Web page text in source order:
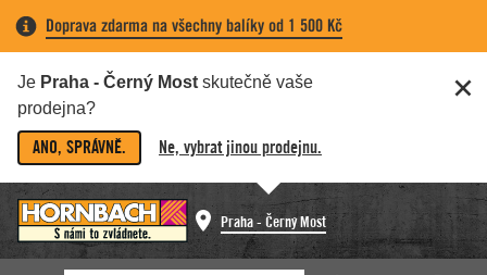
Doprava zdarma na všechny balíky od 1 500 Kč
Je Praha - Černý Most skutečně vaše
prodejna?
ANO, SPRÁVNĚ. Ne, vybrat jinou prodejnu.
Praha - Černý Most